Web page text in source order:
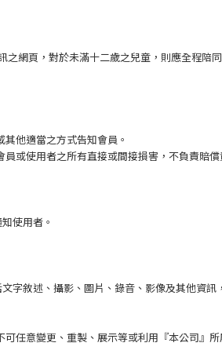
網頁，對於未滿十二歲之兒童，則應全程陪
他適當之方式告知會員。
或使用者之所有直接或間接損害，不負責賠償
使用者。
字敘述、攝影、圖片、錄音、影像及其他資訊
任意變更、重製、展示等或利用『本公司』